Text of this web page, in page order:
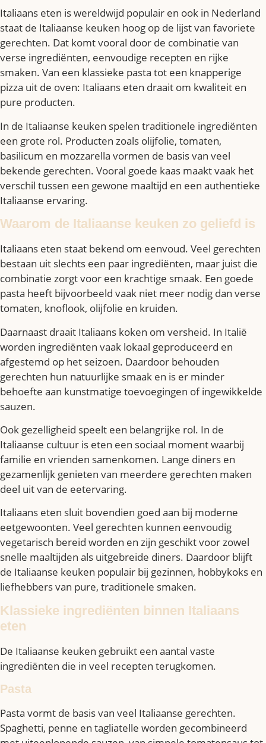
Italiaans eten is wereldwijd populair en ook in Nederland
staat de Italiaanse keuken hoog op de lijst van favoriete
gerechten. Dat komt vooral door de combinatie van
verse ingrediënten, eenvoudige recepten en rijke
smaken. Van een klassieke pasta tot een knapperige
pizza uit de oven: Italiaans eten draait om kwaliteit en
pure producten.
In de Italiaanse keuken spelen traditionele ingrediënten
een grote rol. Producten zoals olijfolie, tomaten,
basilicum en mozzarella vormen de basis van veel
bekende gerechten. Vooral goede kaas maakt vaak het
verschil tussen een gewone maaltijd en een authentieke
Italiaanse ervaring.
Waarom de Italiaanse keuken zo geliefd is
Italiaans eten staat bekend om eenvoud. Veel gerechten
bestaan uit slechts een paar ingrediënten, maar juist die
combinatie zorgt voor een krachtige smaak. Een goede
pasta heeft bijvoorbeeld vaak niet meer nodig dan verse
tomaten, knoflook, olijfolie en kruiden.
Daarnaast draait Italiaans koken om versheid. In Italië
worden ingrediënten vaak lokaal geproduceerd en
afgestemd op het seizoen. Daardoor behouden
gerechten hun natuurlijke smaak en is er minder
behoefte aan kunstmatige toevoegingen of ingewikkelde
sauzen.
Ook gezelligheid speelt een belangrijke rol. In de
Italiaanse cultuur is eten een sociaal moment waarbij
familie en vrienden samenkomen. Lange diners en
gezamenlijk genieten van meerdere gerechten maken
deel uit van de eetervaring.
Italiaans eten sluit bovendien goed aan bij moderne
eetgewoonten. Veel gerechten kunnen eenvoudig
vegetarisch bereid worden en zijn geschikt voor zowel
snelle maaltijden als uitgebreide diners. Daardoor blijft
de Italiaanse keuken populair bij gezinnen, hobbykoks en
liefhebbers van pure, traditionele smaken.
Klassieke ingrediënten binnen Italiaans
eten
De Italiaanse keuken gebruikt een aantal vaste
ingrediënten die in veel recepten terugkomen.
Pasta
Pasta vormt de basis van veel Italiaanse gerechten.
Spaghetti, penne en tagliatelle worden gecombineerd